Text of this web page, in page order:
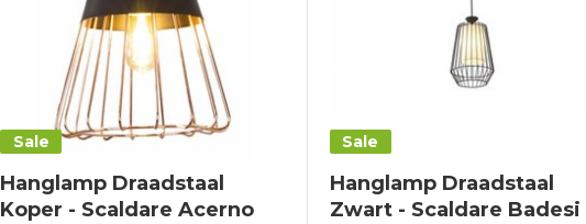
Sale
Hanglamp Draadstaal
Koper - Scaldare Acerno
Sale
Hanglamp Draadstaal
Zwart - Scaldare Badesi